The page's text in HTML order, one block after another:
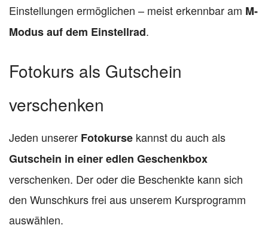
Einstellungen ermöglichen – meist erkennbar am M-
Modus auf dem Einstellrad.
Fotokurs als Gutschein
verschenken
Jeden unserer Fotokurse kannst du auch als
Gutschein in einer edlen Geschenkbox
verschenken. Der oder die Beschenkte kann sich
den Wunschkurs frei aus unserem Kursprogramm
auswählen.